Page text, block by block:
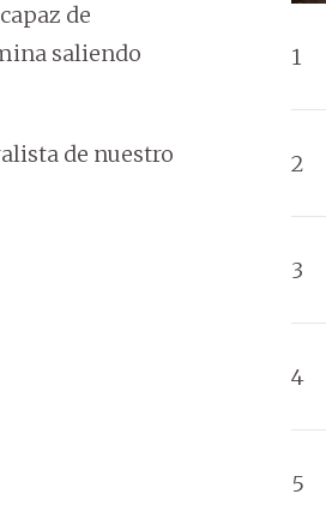
de
saliendo
de nuestro